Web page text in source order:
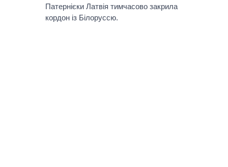
Патернієки Латвія тимчасово закрила
кордон із Білоруссю.